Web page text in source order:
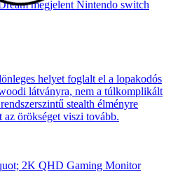
megjelent Nintendo switch
helyet foglalt el a lopakodós
látványra, nem a túlkomplikált
stealth élményre
az örökséget viszi tovább.
2K QHD Gaming Monitor